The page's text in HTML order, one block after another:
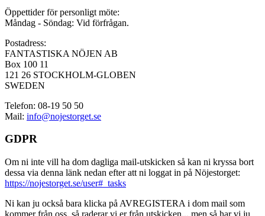
Öppettider för personligt möte:
Måndag - Söndag: Vid förfrågan.
Postadress:
FANTASTISKA NÖJEN AB
Box 100 11
121 26 STOCKHOLM-GLOBEN
SWEDEN
Telefon: 08-19 50 50
Mail: info@nojestorget.se
GDPR
Om ni inte vill ha dom dagliga mail-utskicken så kan ni kryssa bort
dessa via denna länk nedan efter att ni loggat in på Nöjestorget:
https://nojestorget.se/user#_tasks
Ni kan ju också bara klicka på AVREGISTERA i dom mail som
kommer från oss, så raderar vi er från utskicken... men så har vi ju